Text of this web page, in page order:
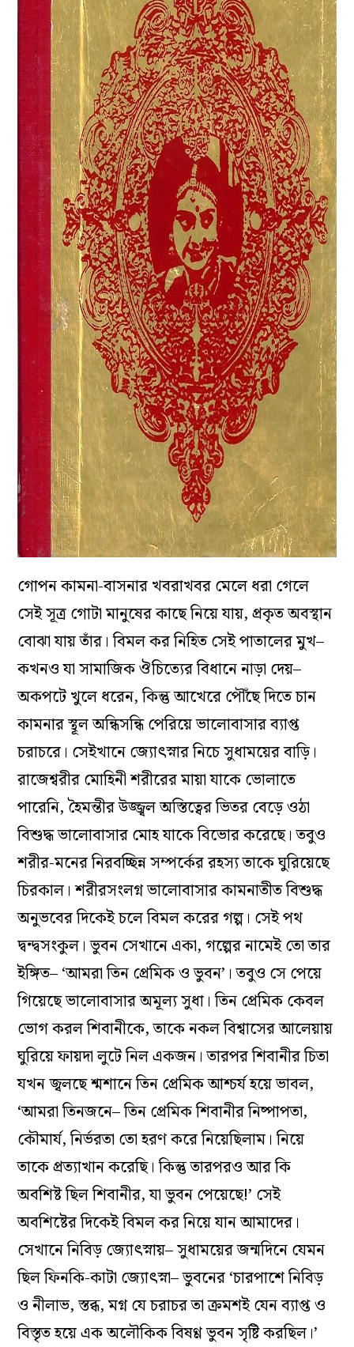
গোপন কামনা-বাসনার খবরাখবর মেলে ধরা গেলে
সেই সূত্র গোটা মানুষের কাছে নিয়ে যায়, প্রকৃত অবস্থান
বোঝা যায় তাঁর। বিমল কর নিহিত সেই পাতালের মুখ–
কখনও যা সামাজিক ঔচিত্যের বিধানে নাড়া দেয়–
অকপটে খুলে ধরেন, কিন্তু আখেরে পৌঁছে দিতে চান
কামনার স্থূল অন্ধিসন্ধি পেরিয়ে ভালোবাসার ব্যাপ্ত
চরাচরে। সেইখানে জ্যোৎস্নার নিচে সুধাময়ের বাড়ি।
রাজেশ্বরীর মোহিনী শরীরের মায়া যাকে ভোলাতে
পারেনি, হৈমন্তীর উজ্জ্বল অস্তিত্বের ভিতর বেড়ে ওঠা
বিশুদ্ধ ভালোবাসার মোহ যাকে বিভোর করেছে। তবুও
শরীর-মনের নিরবচ্ছিন্ন সম্পর্কের রহস্য তাকে ঘুরিয়েছে
চিরকাল। শরীরসংলগ্ন ভালোবাসার কামনাতীত বিশুদ্ধ
অনুভবের দিকেই চলে বিমল করের গল্প। সেই পথ
দ্বন্দ্বসংকুল। ভুবন সেখানে একা, গল্পের নামেই তো তার
ইঙ্গিত– ‘আমরা তিন প্রেমিক ও ভুবন’। তবুও সে পেয়ে
গিয়েছে ভালোবাসার অমূল্য সুধা। তিন প্রেমিক কেবল
ভোগ করল শিবানীকে, তাকে নকল বিশ্বাসের আলেয়ায়
ঘুরিয়ে ফায়দা লুটে নিল একজন। তারপর শিবানীর চিতা
যখন জ্বলছে শ্মশানে তিন প্রেমিক আশ্চর্য হয়ে ভাবল,
‘আমরা তিনজনে– তিন প্রেমিক শিবানীর নিষ্পাপতা,
কৌমার্য, নির্ভরতা তো হরণ করে নিয়েছিলাম। নিয়ে
তাকে প্রত্যাখান করেছি। কিন্তু তারপরও আর কি
অবশিষ্ট ছিল শিবানীর, যা ভুবন পেয়েছে!’ সেই
অবশিষ্টের দিকেই বিমল কর নিয়ে যান আমাদের।
সেখানে নিবিড় জ্যোৎস্নায়– সুধাময়ের জন্মদিনে যেমন
ছিল ফিনকি-কাটা জ্যোৎস্না– ভুবনের ‘চারপাশে নিবিড়
ও নীলাভ, স্তব্ধ, মগ্ন যে চরাচর তা ক্রমশই যেন ব্যাপ্ত ও
বিস্তৃত হয়ে এক অলৌকিক বিষণ্ণ ভুবন সৃষ্টি করছিল।’